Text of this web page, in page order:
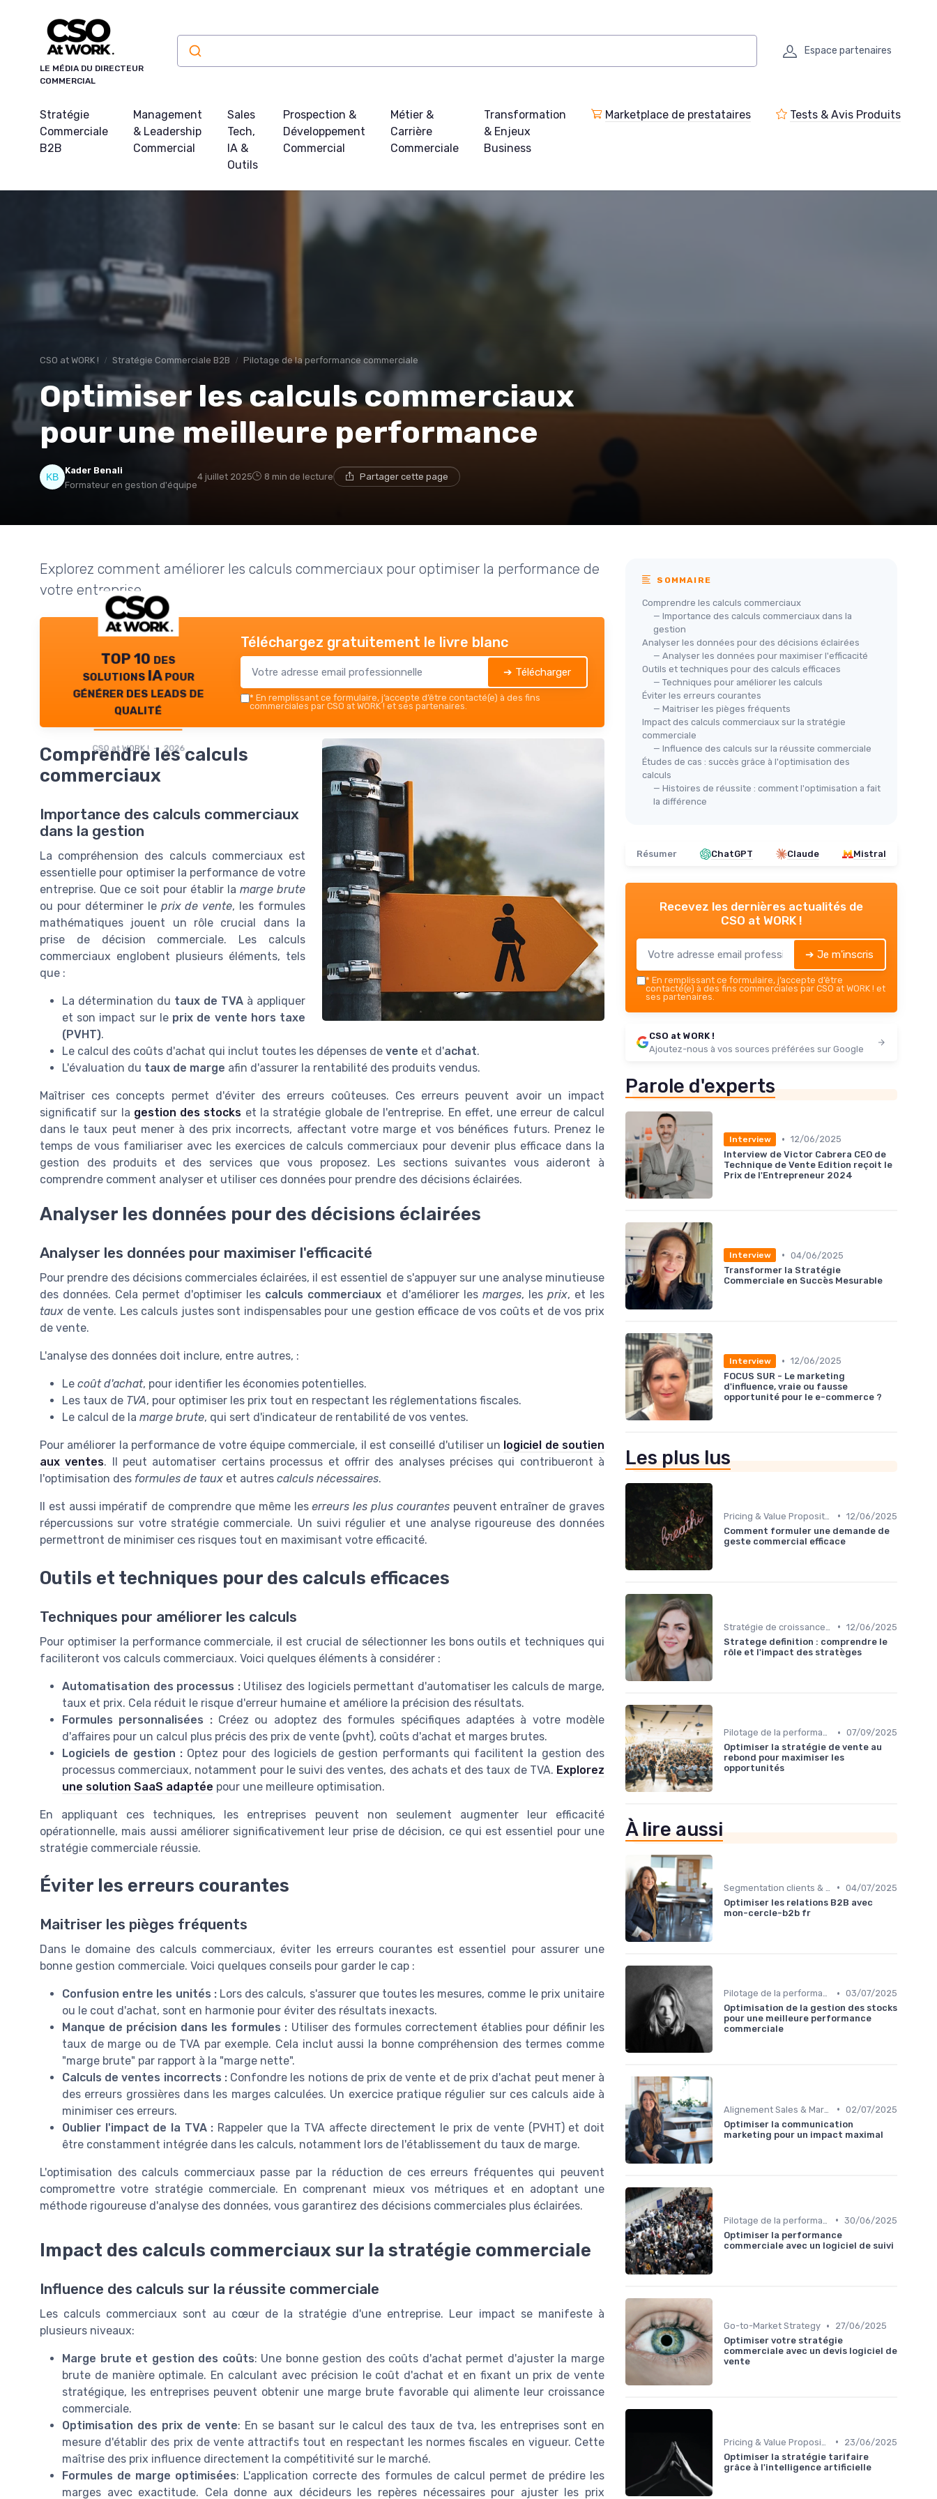
LE MÉDIA DU DIRECTEUR
COMMERCIAL
Espace partenaires
Stratégie
Commerciale
B2B
Management
& Leadership
Commercial
Sales
Tech,
IA &
Outils
Prospection &
Développement
Commercial
Métier &
Carrière
Commerciale
Transformation
& Enjeux
Business
Marketplace de prestataires Tests & Avis Produits
CSO at WORK ! Stratégie Commerciale B2B Pilotage de la performance commerciale
Optimiser les calculs commerciaux
pour une meilleure performance
Kader Benali
Formateur en gestion d'équipe
4 juillet 2025 8 min de lecture Partager cette page
Explorez comment améliorer les calculs commerciaux pour optimiser la performance de
votre entreprise.
TOP 10 des
solutions IA pour
générer des leads de
qualité
CSO at WORK ! — 2026
Téléchargez gratuitement le livre blanc
➔ Télécharger
* En remplissant ce formulaire, j’accepte d’être contacté(e) à des fins
commerciales par CSO at WORK ! et ses partenaires.
Comprendre les calculs
commerciaux
Importance des calculs commerciaux
dans la gestion
La compréhension des calculs commerciaux est
essentielle pour optimiser la performance de votre
entreprise. Que ce soit pour établir la marge brute
ou pour déterminer le prix de vente, les formules
mathématiques jouent un rôle crucial dans la
prise de décision commerciale. Les calculs
commerciaux englobent plusieurs éléments, tels
que :
La détermination du taux de TVA à appliquer
et son impact sur le prix de vente hors taxe
(PVHT).
Le calcul des coûts d'achat qui inclut toutes les dépenses de vente et d'achat.
L'évaluation du taux de marge afin d'assurer la rentabilité des produits vendus.
Maîtriser ces concepts permet d'éviter des erreurs coûteuses. Ces erreurs peuvent avoir un impact
significatif sur la gestion des stocks et la stratégie globale de l'entreprise. En effet, une erreur de calcul
dans le taux peut mener à des prix incorrects, affectant votre marge et vos bénéfices futurs. Prenez le
temps de vous familiariser avec les exercices de calculs commerciaux pour devenir plus efficace dans la
gestion des produits et des services que vous proposez. Les sections suivantes vous aideront à
comprendre comment analyser et utiliser ces données pour prendre des décisions éclairées.
Analyser les données pour des décisions éclairées
Analyser les données pour maximiser l'efficacité
Pour prendre des décisions commerciales éclairées, il est essentiel de s'appuyer sur une analyse minutieuse
des données. Cela permet d'optimiser les calculs commerciaux et d'améliorer les marges, les prix, et les
taux de vente. Les calculs justes sont indispensables pour une gestion efficace de vos coûts et de vos prix
de vente.
L'analyse des données doit inclure, entre autres, :
Le coût d'achat, pour identifier les économies potentielles.
Les taux de TVA, pour optimiser les prix tout en respectant les réglementations fiscales.
Le calcul de la marge brute, qui sert d'indicateur de rentabilité de vos ventes.
Pour améliorer la performance de votre équipe commerciale, il est conseillé d'utiliser un logiciel de soutien
aux ventes. Il peut automatiser certains processus et offrir des analyses précises qui contribueront à
l'optimisation des formules de taux et autres calculs nécessaires.
Il est aussi impératif de comprendre que même leserreurs les plus courantespeuvent entraîner de graves
répercussions sur votre stratégie commerciale. Un suivi régulier et une analyse rigoureuse des données
permettront de minimiser ces risques tout en maximisant votre efficacité.
Outils et techniques pour des calculs efficaces
Techniques pour améliorer les calculs
Pour optimiser la performance commerciale, il est crucial de sélectionner les bons outils et techniques qui
faciliteront vos calculs commerciaux. Voici quelques éléments à considérer :
Automatisation des processus :Utilisez des logiciels permettant d'automatiser les calculs de marge,
taux et prix. Cela réduit le risque d'erreur humaine et améliore la précision des résultats.
Formules personnalisées :Créez ou adoptez des formules spécifiques adaptées à votre modèle
d'affaires pour un calcul plus précis des prix de vente (pvht), coûts d'achat et marges brutes.
Logiciels de gestion :Optez pour des logiciels de gestion performants qui facilitent la gestion des
processus commerciaux, notamment pour le suivi des ventes, des achats et des taux de TVA. Explorez
une solution SaaS adaptée pour une meilleure optimisation.
En appliquant ces techniques, les entreprises peuvent non seulement augmenter leur efficacité
opérationnelle, mais aussi améliorer significativement leur prise de décision, ce qui est essentiel pour une
stratégie commerciale réussie.
Éviter les erreurs courantes
Maitriser les pièges fréquents
Dans le domaine des calculs commerciaux, éviter les erreurs courantes est essentiel pour assurer une
bonne gestion commerciale. Voici quelques conseils pour garder le cap :
Confusion entre les unités :Lors des calculs, s'assurer que toutes les mesures, comme le prix unitaire
ou le cout d'achat, sont en harmonie pour éviter des résultats inexacts.
Manque de précision dans les formules : Utiliser des formules correctement établies pour définir les
taux de marge ou de TVA par exemple. Cela inclut aussi la bonne compréhension des termes comme
"marge brute" par rapport à la "marge nette".
Calculs de ventes incorrects :Confondre les notions de prix de vente et de prix d'achat peut mener à
des erreurs grossières dans les marges calculées. Un exercice pratique régulier sur ces calculs aide à
minimiser ces erreurs.
Oublier l'impact de la TVA : Rappeler que la TVA affecte directement le prix de vente (PVHT) et doit
être constamment intégrée dans les calculs, notamment lors de l'établissement du taux de marge.
L'optimisation des calculs commerciaux passe par la réduction de ces erreurs fréquentes qui peuvent
compromettre votre stratégie commerciale. En comprenant mieux vos métriques et en adoptant une
méthode rigoureuse d'analyse des données, vous garantirez des décisions commerciales plus éclairées.
Impact des calculs commerciaux sur la stratégie commerciale
Influence des calculs sur la réussite commerciale
Les calculs commerciaux sont au cœur de la stratégie d'une entreprise. Leur impact se manifeste à
plusieurs niveaux:
Marge brute et gestion des coûts: Une bonne gestion des coûts d'achat permet d'ajuster la marge
brute de manière optimale. En calculant avec précision le coût d'achat et en fixant un prix de vente
stratégique, les entreprises peuvent obtenir une marge brute favorable qui alimente leur croissance
commerciale.
Optimisation des prix de vente: En se basant sur le calcul des taux de tva, les entreprises sont en
mesure d'établir des prix de vente attractifs tout en respectant les normes fiscales en vigueur. Cette
maîtrise des prix influence directement la compétitivité sur le marché.
Formules de marge optimisées: L'application correcte des formules de calcul permet de prédire les
marges avec exactitude. Cela donne aux décideurs les repères nécessaires pour ajuster les prix
SOMMAIRE
Comprendre les calculs commerciaux
— Importance des calculs commerciaux dans la
gestion
Analyser les données pour des décisions éclairées
— Analyser les données pour maximiser l'efficacité
Outils et techniques pour des calculs efficaces
— Techniques pour améliorer les calculs
Éviter les erreurs courantes
— Maitriser les pièges fréquents
Impact des calculs commerciaux sur la stratégie
commerciale
— Influence des calculs sur la réussite commerciale
Études de cas : succès grâce à l'optimisation des
calculs
— Histoires de réussite : comment l'optimisation a fait
la différence
Résumer ChatGPT Claude Mistral
Recevez les dernières actualités de
CSO at WORK !
➔ Je m'inscris
* En remplissant ce formulaire, j’accepte d’être
contacté(e) à des fins commerciales par CSO at WORK ! et
ses partenaires.
CSO at WORK !
Ajoutez-nous à vos sources préférées sur Google
Parole d'experts
Interview • 12/06/2025
Interview de Victor Cabrera CEO de
Technique de Vente Edition reçoit le
Prix de l'Entrepreneur 2024
Interview • 04/06/2025
Transformer la Stratégie
Commerciale en Succès Mesurable
Interview • 12/06/2025
FOCUS SUR - Le marketing
d'influence, vraie ou fausse
opportunité pour le e-commerce ?
Les plus lus
• 12/06/2025
Comment formuler une demande de
geste commercial efficace
• 12/06/2025
Stratege definition : comprendre le
rôle et l'impact des stratèges
Pilotage de la performance commerciale • 07/09/2025
Optimiser la stratégie de vente au
rebond pour maximiser les
opportunités
À lire aussi
• 04/07/2025
Optimiser les relations B2B avec
mon-cercle-b2b fr
Pilotage de la performance commerciale • 03/07/2025
Optimisation de la gestion des stocks
pour une meilleure performance
commerciale
• 02/07/2025
Optimiser la communication
marketing pour un impact maximal
• 30/06/2025
Optimiser la performance
commerciale avec un logiciel de suivi
Go-to-Market Strategy •
27/06/2025
Optimiser votre stratégie
commerciale avec un devis logiciel de
vente
•
23/06/2025
Optimiser la stratégie tarifaire
grâce à l'intelligence artificielle